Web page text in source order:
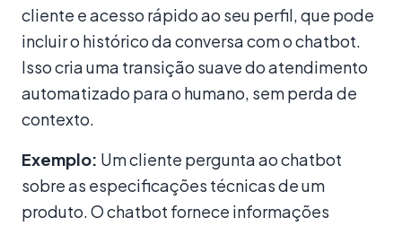
cliente e acesso rápido ao seu perfil, que pode
incluir o histórico da conversa com o chatbot.
Isso cria uma transição suave do atendimento
automatizado para o humano, sem perda de
contexto.
Exemplo: Um cliente pergunta ao chatbot
sobre as especificações técnicas de um
produto. O chatbot fornece informações